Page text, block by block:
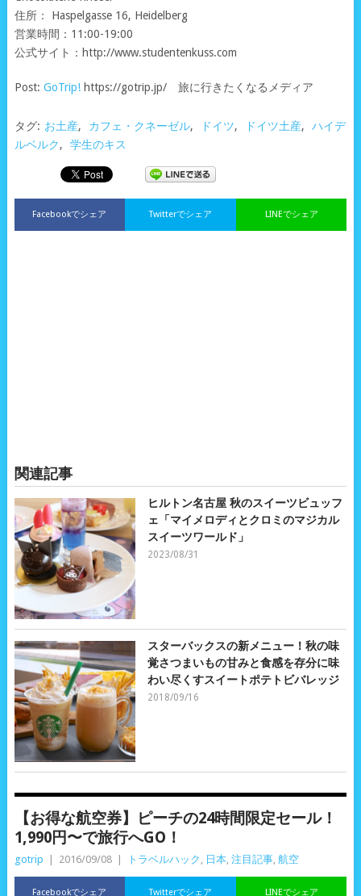
住所： Haspelgasse 16, Heidelberg
営業時間：11:00-19:00
公式サイト：http://www.studentenkuss.com
Post: GoTrip!https://gotrip.jp/ 旅に行きたくなるメディア
タグ: お土産, カフェ・クネーゼル, ドイツ, ドイツ土産,
ハイデ
ルベルク, 学生のキス
Facebookでシェア LINEでシェア
Twitterでシェア
関連記事
ヒルトン名古屋 秋のスイーツビュッフ
ェ「マイメロディとクロミのマジカル
スイーツワールド」
2023/08/31
スターバックスの新メニュー！秋の味
覚さつまいもの甘みと食感を存分に味
わい尽くすスイートポテトビバレッジ
2018/09/16
【お得な航空券】ピーチの24時間限定セール！
1,990円〜で旅行へGO！
gotrip 2016/09/08 トラベルハック , 日本, 注目記事, 航空
Facebookでシェア LINEでシェア
Twitterでシェア